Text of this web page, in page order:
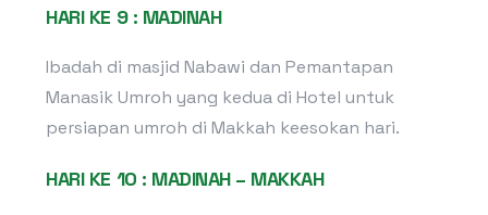
HARI KE 9 : MADINAH
Ibadah di masjid Nabawi dan Pemantapan
Manasik Umroh yang kedua di Hotel untuk
persiapan umroh di Makkah keesokan hari.
HARI KE 10 : MADINAH – MAKKAH